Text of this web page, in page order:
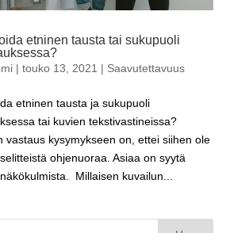
etninen tausta tai sukupuoli
| touko 13, 2021 | Saavutettavuus
etninen tausta ja sukupuoli
tai kuvien tekstivastineissa?
vastaus kysymykseen on, ettei siihen ole
ohjenuoraa. Asiaa on syytä
Millaisen kuvailun...